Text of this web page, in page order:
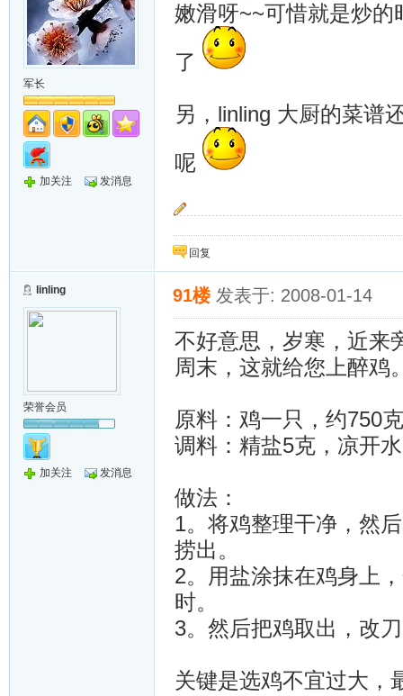
军长
加关注 发消息
嫩滑呀~~可惜就是炒
了
另，linling 大厨的菜谱
呢
“按预定计划，岁寒只能把大家送到这里，她
回复
linling
荣誉会员
加关注 发消息
91楼 发表于: 2008-01-14
不好意思，岁寒，近来
周末，这就给您上醉鸡
原料：鸡一只，约750
调料：精盐5克，凉开
做法：
1。将鸡整理干净，然
捞出。
2。用盐涂抹在鸡身上
时。
3。然后把鸡取出，改
关键是选鸡不宜过大，